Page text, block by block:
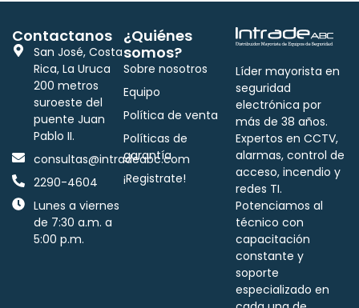
Líder mayorista en
seguridad
electrónica por
más de 38 años.
Expertos en CCTV,
alarmas, control de
acceso, incendio y
redes TI.
Potenciamos al
técnico con
capacitación
constante y
soporte
especializado en
¿Quiénes
somos?
Sobre nosotros
Equipo
Política de venta
Políticas de
garantía
¡Registrate!
Contactanos
San José, Costa
Rica, La Uruca
200 metros
suroeste del
puente Juan
Pablo II.
consultas@intradeabc.com
2290-4604
Lunes a viernes
de 7:30 a.m. a
5:00 p.m.